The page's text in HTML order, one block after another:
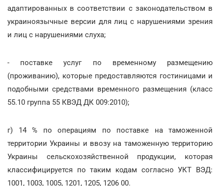
адаптированных в соответствии с законодательством в
украиноязычные версии для лиц с нарушениями зрения
и лиц с нарушениями слуха;
- поставке услуг по временному размещению
(проживанию), которые предоставляются гостиницами и
подобными средствами временного размещения (класс
55.10 группа 55 КВЭД ДК 009:2010);
г) 14 % по операциям по поставке на таможенной
территории Украины и ввозу на таможенную территорию
Украины сельскохозяйственной продукции, которая
классифицируется по таким кодам согласно УКТ ВЭД:
1001, 1003, 1005, 1201, 1205, 1206 00.